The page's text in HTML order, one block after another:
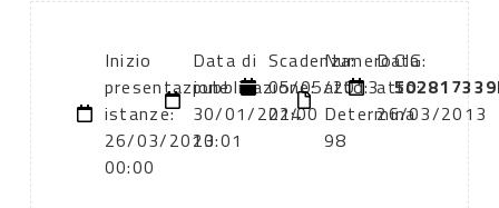
Inizio
presentazione
istanze:
26/03/2013
00:00
Data di
pubblicazione:
30/01/2014
20:01
Scadenza:
05/05/2013
22:00
Numero
atto:
Determina
98
Data
atto:
26/03/2013
CIG: